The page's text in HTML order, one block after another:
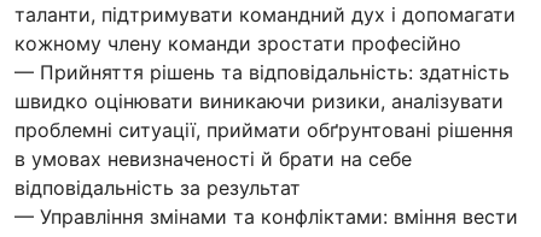
таланти, підтримувати командний дух і допомагати
кожному члену команди зростати професійно
— Прийняття рішень та відповідальність: здатність
швидко оцінювати виникаючи ризики, аналізувати
проблемні ситуації, приймати обґрунтовані рішення
в умовах невизначеності й брати на себе
відповідальність за результат
— Управління змінами та конфліктами: вміння вести